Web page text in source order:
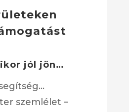
jól jön…
szemlélet –